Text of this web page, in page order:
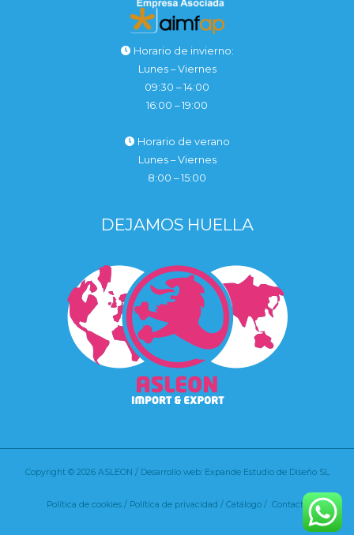
Horario de invierno:
Lunes – Viernes
09:30 – 14:00
16:00 – 19:00
Horario de verano
Lunes – Viernes
8:00 – 15:00
DEJAMOS HUELLA
Copyright © 2026 ASLEON / Desarrollo web: Expande Estudio de Diseño SL
Política de cookies/ Política de privacidad / Catálogo / Contacto